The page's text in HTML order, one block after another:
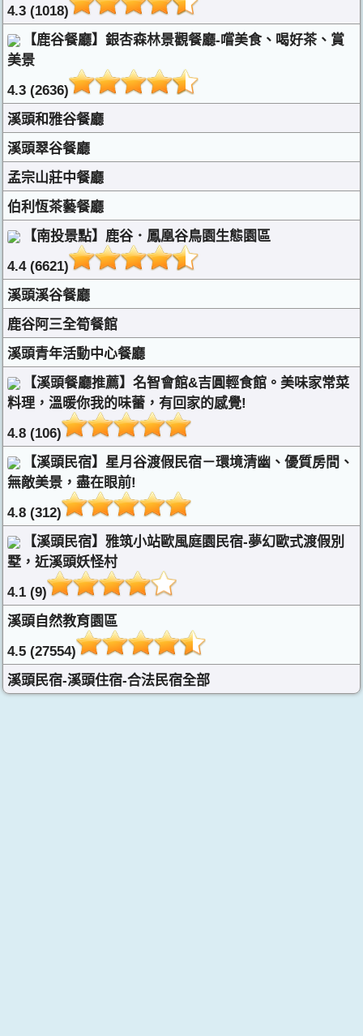
4.3 (1018)
【鹿谷餐廳】銀杏森林景觀餐廳-嚐美食、喝好茶、賞
美景
4.3 (2636)
溪頭和雅谷餐廳
溪頭翠谷餐廳
孟宗山莊中餐廳
伯利恆茶藝餐廳
【南投景點】鹿谷．鳳凰谷鳥園生態園區
4.4 (6621)
溪頭溪谷餐廳
鹿谷阿三全筍餐館
溪頭青年活動中心餐廳
【溪頭餐廳推薦】名智會館&吉圓輕食館。美味家常菜
料理，溫暖你我的味蕾，有回家的感覺!
4.8 (106)
【溪頭民宿】星月谷渡假民宿－環境清幽、優質房間、
無敵美景，盡在眼前!
4.8 (312)
【溪頭民宿】雅筑小站歐風庭園民宿-夢幻歐式渡假別
墅，近溪頭妖怪村
4.1 (9)
溪頭自然教育園區
4.5 (27554)
溪頭民宿-溪頭住宿-合法民宿全部